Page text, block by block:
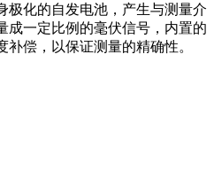
极化的自发电池，产生与测量介
成一定比例的毫伏信号，内置的
偿，以保证测量的精确性。